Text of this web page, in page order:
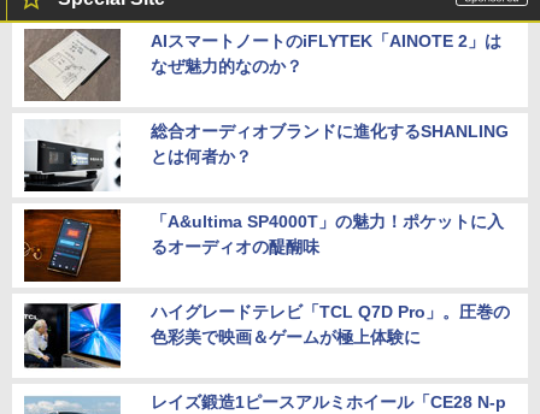
AIスマートノートのiFLYTEK「AINOTE 2」は
なぜ魅力的なのか？
総合オーディオブランドに進化するSHANLING
とは何者か？
「A&ultima SP4000T」の魅力！ポケットに入
るオーディオの醍醐味
ハイグレードテレビ「TCL Q7D Pro」。圧巻の
色彩美で映画＆ゲームが極上体験に
レイズ鍛造1ピースアルミホイール「CE28 N-p